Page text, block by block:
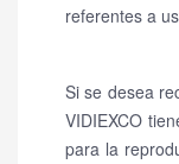
referentes a
Si se desea
VIDIEXCO
para la